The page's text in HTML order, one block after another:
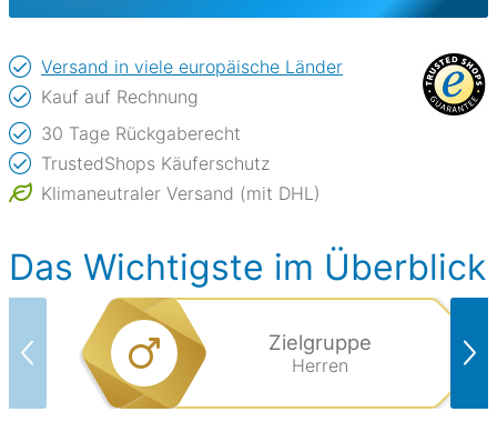
Versand in viele europäische Länder
Kauf auf Rechnung
30 Tage Rückgaberecht
TrustedShops Käuferschutz
Klimaneutraler Versand (mit DHL)
Das Wichtigste im Überblick
Zielgruppe
Herren